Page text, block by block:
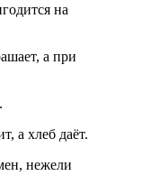
на
а при
а хлеб даёт.
нежели